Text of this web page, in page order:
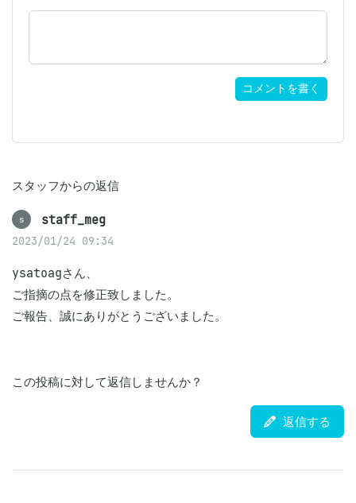
コメントを書く
スタッフからの返信
s staff_meg
2023/01/24 09:34
ysatoagさん、
ご指摘の点を修正致しました。
ご報告、誠にありがとうございました。
この投稿に対して返信しませんか？
返信する